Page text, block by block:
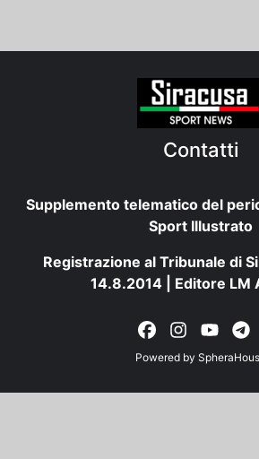
Contatti
Supplemento telematico del
Sport Illustrato
Registrazione al Tribunale di
14.8.2014 | Editore LM
Powered by